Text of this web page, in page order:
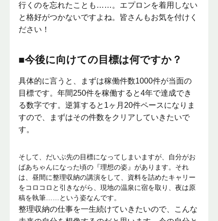
行くのを忘れたことも……。エプロンを着用しない
と格好がつかないですよね。皆さんもお気を付けく
ださい！
■今後に向けての目標は何ですか？
具体的に言うと、まずは稼働件数1000件が当面の
目標です。年間250件を稼働すると4年で達成でき
る数字です。逆算すると1ヶ月20件ペースになりま
すので、まずはその件数をクリアしていきたいで
す。
そして、だいぶ先の目標になってしまいますが、自分がお
ばあちゃんになった頃の『理想の姿』があります。それ
は、昼間に整理収納の講演をして、資料を詰めたキャリー
をコロコロと引きながら、現地の温泉に宿を取り、夜は原
稿を執筆……という姿なんです。
整理収納の仕事を一生続けていきたいので、こんな